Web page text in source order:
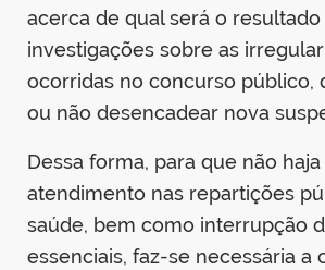
acerca de qual será o resultado
investigações sobre as
ocorridas no concurso público,
ou não desencadear nova
Dessa forma, para que não
atendimento nas repartições
saúde, bem como interrupção
essenciais, faz-se necessária a